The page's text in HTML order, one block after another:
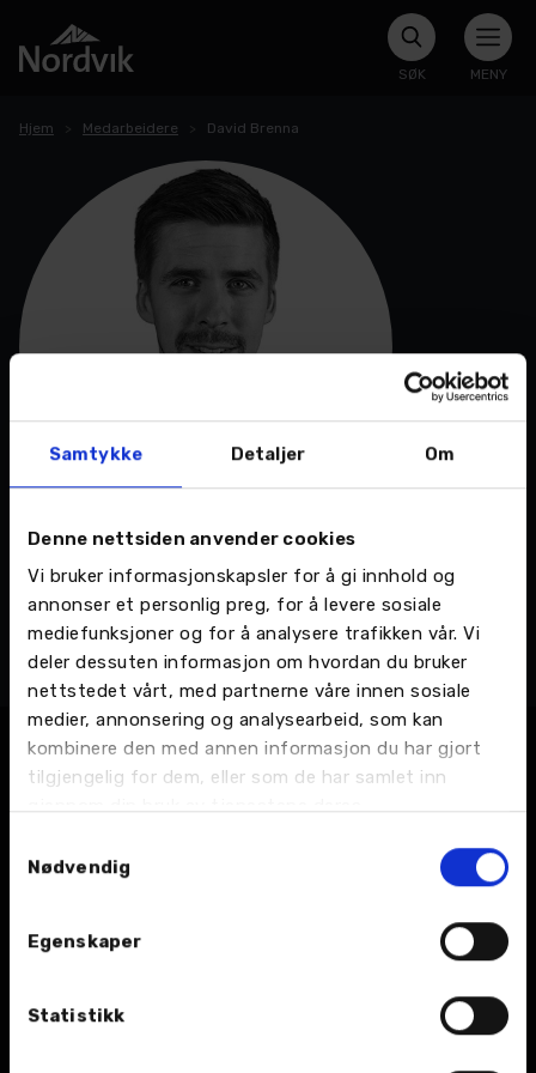
Samtykke Detaljer Om
Denne nettsiden anvender cookies
Vi bruker informasjonskapsler for å gi innhold og
annonser et personlig preg, for å levere sosiale
mediefunksjoner og for å analysere trafikken vår. Vi
deler dessuten informasjon om hvordan du bruker
nettstedet vårt, med partnerne våre innen sosiale
medier, annonsering og analysearbeid, som kan
kombinere den med annen informasjon du har gjort
tilgjengelig for dem, eller som de har samlet inn
gjennom din bruk av tjenestene deres.
Nødvendig
Egenskaper
Statistikk
SØK MENY
Hjem Medarbeidere David Brenna
Nordvik Gruppen AS - Administrasjon, Eiendom
975 32 028
Send en e-post